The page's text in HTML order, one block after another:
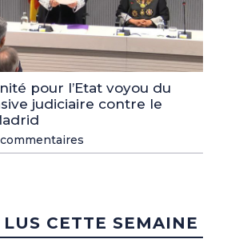
pour l’Etat voyou du
judiciaire contre le
commentaires
CETTE SEMAINE